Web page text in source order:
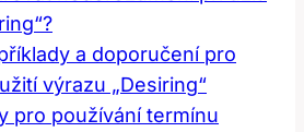
a doporučení pro
výrazu „Desiring“
pro používání termínu